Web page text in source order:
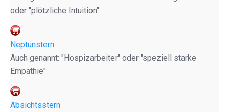
oder "plötzliche Intuition"
Neptunstern
Auch genannt: "Hospizarbeiter" oder "speziell starke
Empathie"
Absichtsstern